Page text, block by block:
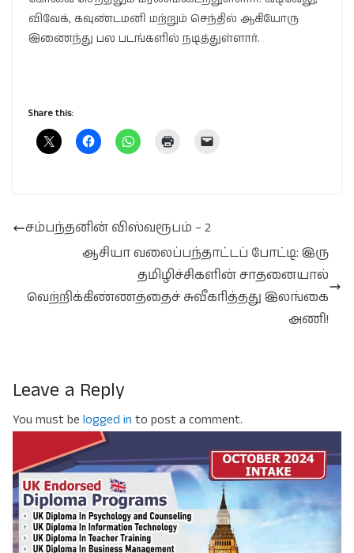
விவேக், கவுண்டமனி மற்றும் செந்தில் ஆகியோரு
இணைந்து பல படங்களில் நடித்துள்ளார்.
Share this:
சம்பந்தனின் விஸ்வரூபம் – 2
ஆசியா வலைப்பந்தாட்டப் போட்டி: இரு
தமிழிச்சிகளின் சாதனையால்
வெற்றிக்கிண்ணத்தைச் சுவீகரித்தது இலங்கை
அணி!
Leave a Reply
You must be logged in to post a comment.